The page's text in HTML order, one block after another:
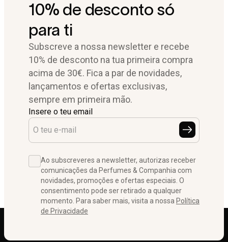
10% de desconto só
para ti
Subscreve a nossa newsletter e recebe
10% de desconto na tua primeira compra
acima de 30€. Fica a par de novidades,
lançamentos e ofertas exclusivas,
sempre em primeira mão.
Insere o teu email
Ao subscreveres a newsletter, autorizas receber
comunicações da Perfumes & Companhia com
novidades, promoções e ofertas especiais. O
consentimento pode ser retirado a qualquer
momento. Para saber mais, visita a nossa Política
de Privacidade